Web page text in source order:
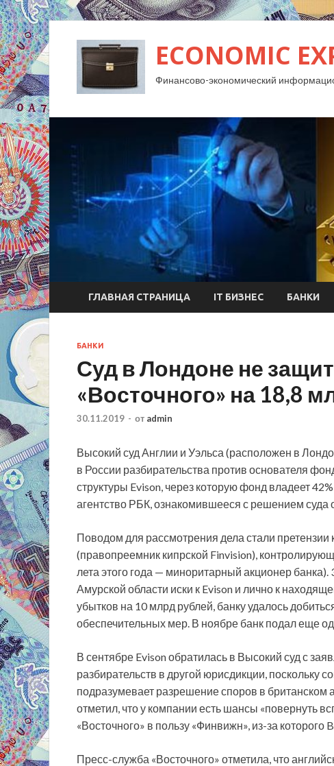
ECONOMIC
Финансово-экономический
ГЛАВНАЯ СТРАНИЦА IT БИЗНЕС БАНКИ
БАНКИ
Суд в Лондоне не
«Восточного» на 18,8
30.11.2019 - от admin
Высокий суд Англии и Уэльса (расположен в
в России разбирательства против основателя
структуры Evison, через которую фонд владеет
агентство РБК,ознакомившееся с решением суда
Поводом для рассмотрения дела стали
(правопреемник кипрской Finvision),
лета этого года — миноритарный акционер
Амурской области иски к Evison и лично к
убытков на 10 млрд рублей, банку удалось
обеспечительных мер. В ноябре банк подал еще
В сентябре Evison обратилась в Высокий суд с
разбирательств в другой юрисдикции, поскольку
подразумевает разрешение споров в
отметил, что у компании есть шансы «повернуть
«Восточного» в пользу «Финвижн», из-за
Пресс-служба «Восточного» отметила, что